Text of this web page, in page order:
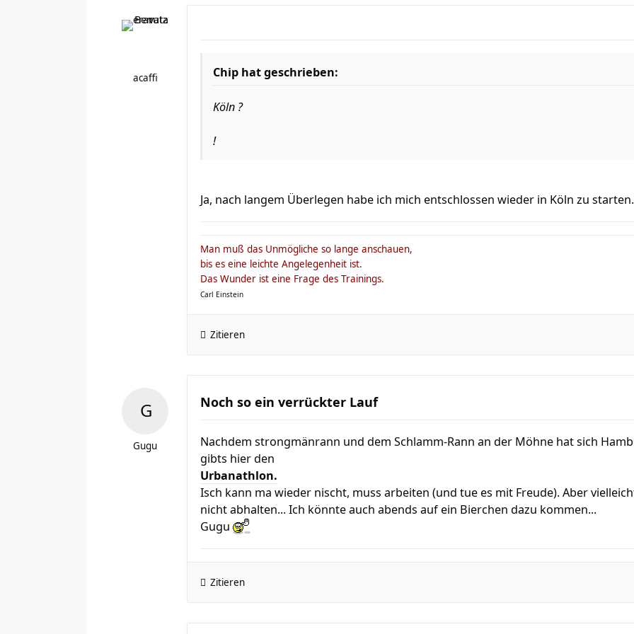
acaffi Chip hat geschrieben:
Köln ?
!
Ja, nach langem Überlegen habe ich mich entschlossen wieder in Köln zu starten.
Man muß das Unmögliche so lange anschauen,
bis es eine leichte Angelegenheit ist.
Das Wunder ist eine Frage des Trainings.
Carl Einstein
Zitieren
Gugu
Noch so ein verrückter Lauf
Nachdem strongmänrann und dem Schlamm-Rann an der Möhne hat sich
gibts hier den
Urbanathlon.
Isch kann ma wieder nischt, muss arbeiten (und tue es mit Freude). Aber
nicht abhalten... Ich könnte auch abends auf ein Bierchen dazu kommen...
Gugu
Zitieren